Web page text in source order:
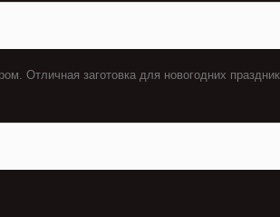
Отличная заготовка для новогодних